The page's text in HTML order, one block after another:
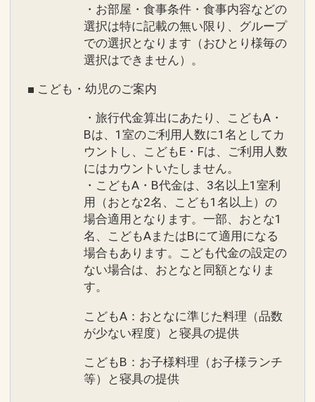
・お部屋・食事条件・食事内容などの
選択は特に記載の無い限り、グループ
での選択となります（おひとり様毎の
選択はできません）。
■ こども・幼児のご案内
・旅行代金算出にあたり、こどもA・
Bは、1室のご利用人数に1名としてカ
ウントし、こどもE・Fは、ご利用人数
にはカウントいたしません。
・こどもA・B代金は、3名以上1室利
用（おとな2名、こども1名以上）の
場合適用となります。一部、おとな1
名、こどもAまたはBにて適用になる
場合もあります。こども代金の設定の
ない場合は、おとなと同額となりま
す。
こどもA：おとなに準じた料理（品数
が少ない程度）と寝具の提供
こどもB：お子様料理（お子様ランチ
等）と寝具の提供